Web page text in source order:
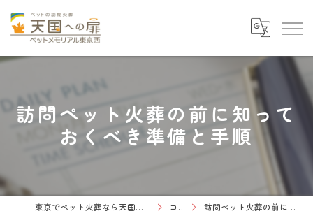
訪問ペット火葬の前に知って
おくべき準備と手順
東京でペット火葬なら天国への扉 ペットメモリアル東京西 コラム 訪問ペット火葬の前に知っておくべき準備と手順